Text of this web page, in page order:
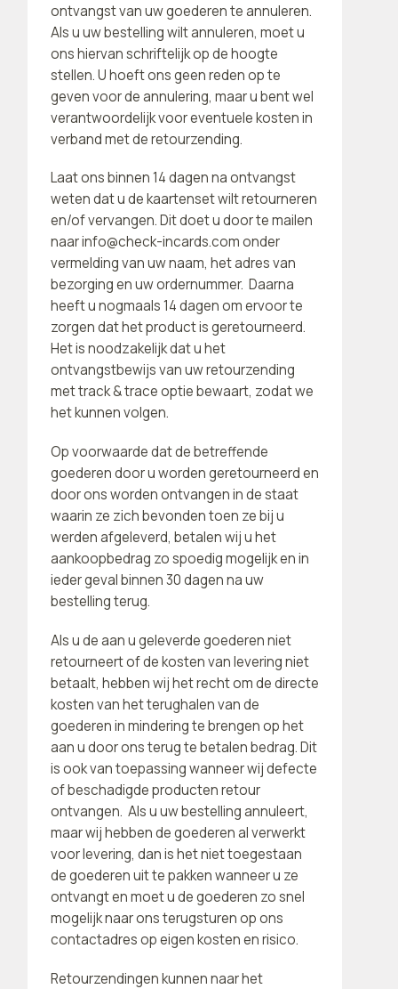
ontvangst van uw goederen te annuleren.
Als u uw bestelling wilt annuleren, moet u
ons hiervan schriftelijk op de hoogte
stellen. U hoeft ons geen reden op te
geven voor de annulering, maar u bent wel
verantwoordelijk voor eventuele kosten in
verband met de retourzending.
Laat ons binnen 14 dagen na ontvangst
weten dat u de kaartenset wilt retourneren
en/of vervangen. Dit doet u door te mailen
naar info@check-incards.com onder
vermelding van uw naam, het adres van
bezorging en uw ordernummer. Daarna
heeft u nogmaals 14 dagen om ervoor te
zorgen dat het product is geretourneerd.
Het is noodzakelijk dat u het
ontvangstbewijs van uw retourzending
met track & trace optie bewaart, zodat we
het kunnen volgen.
Op voorwaarde dat de betreffende
goederen door u worden geretourneerd en
door ons worden ontvangen in de staat
waarin ze zich bevonden toen ze bij u
werden afgeleverd, betalen wij u het
aankoopbedrag zo spoedig mogelijk en in
ieder geval binnen 30 dagen na uw
bestelling terug.
Als u de aan u geleverde goederen niet
retourneert of de kosten van levering niet
betaalt, hebben wij het recht om de directe
kosten van het terughalen van de
goederen in mindering te brengen op het
aan u door ons terug te betalen bedrag. Dit
is ook van toepassing wanneer wij defecte
of beschadigde producten retour
ontvangen. Als u uw bestelling annuleert,
maar wij hebben de goederen al verwerkt
voor levering, dan is het niet toegestaan
de goederen uit te pakken wanneer u ze
ontvangt en moet u de goederen zo snel
mogelijk naar ons terugsturen op ons
contactadres op eigen kosten en risico.
Retourzendingen kunnen naar het